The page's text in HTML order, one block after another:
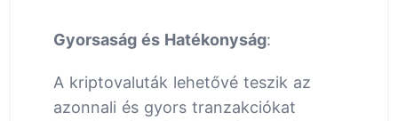
Gyorsaság és Hatékonyság:
A kriptovaluták lehetővé teszik az
azonnali és gyors tranzakciókat